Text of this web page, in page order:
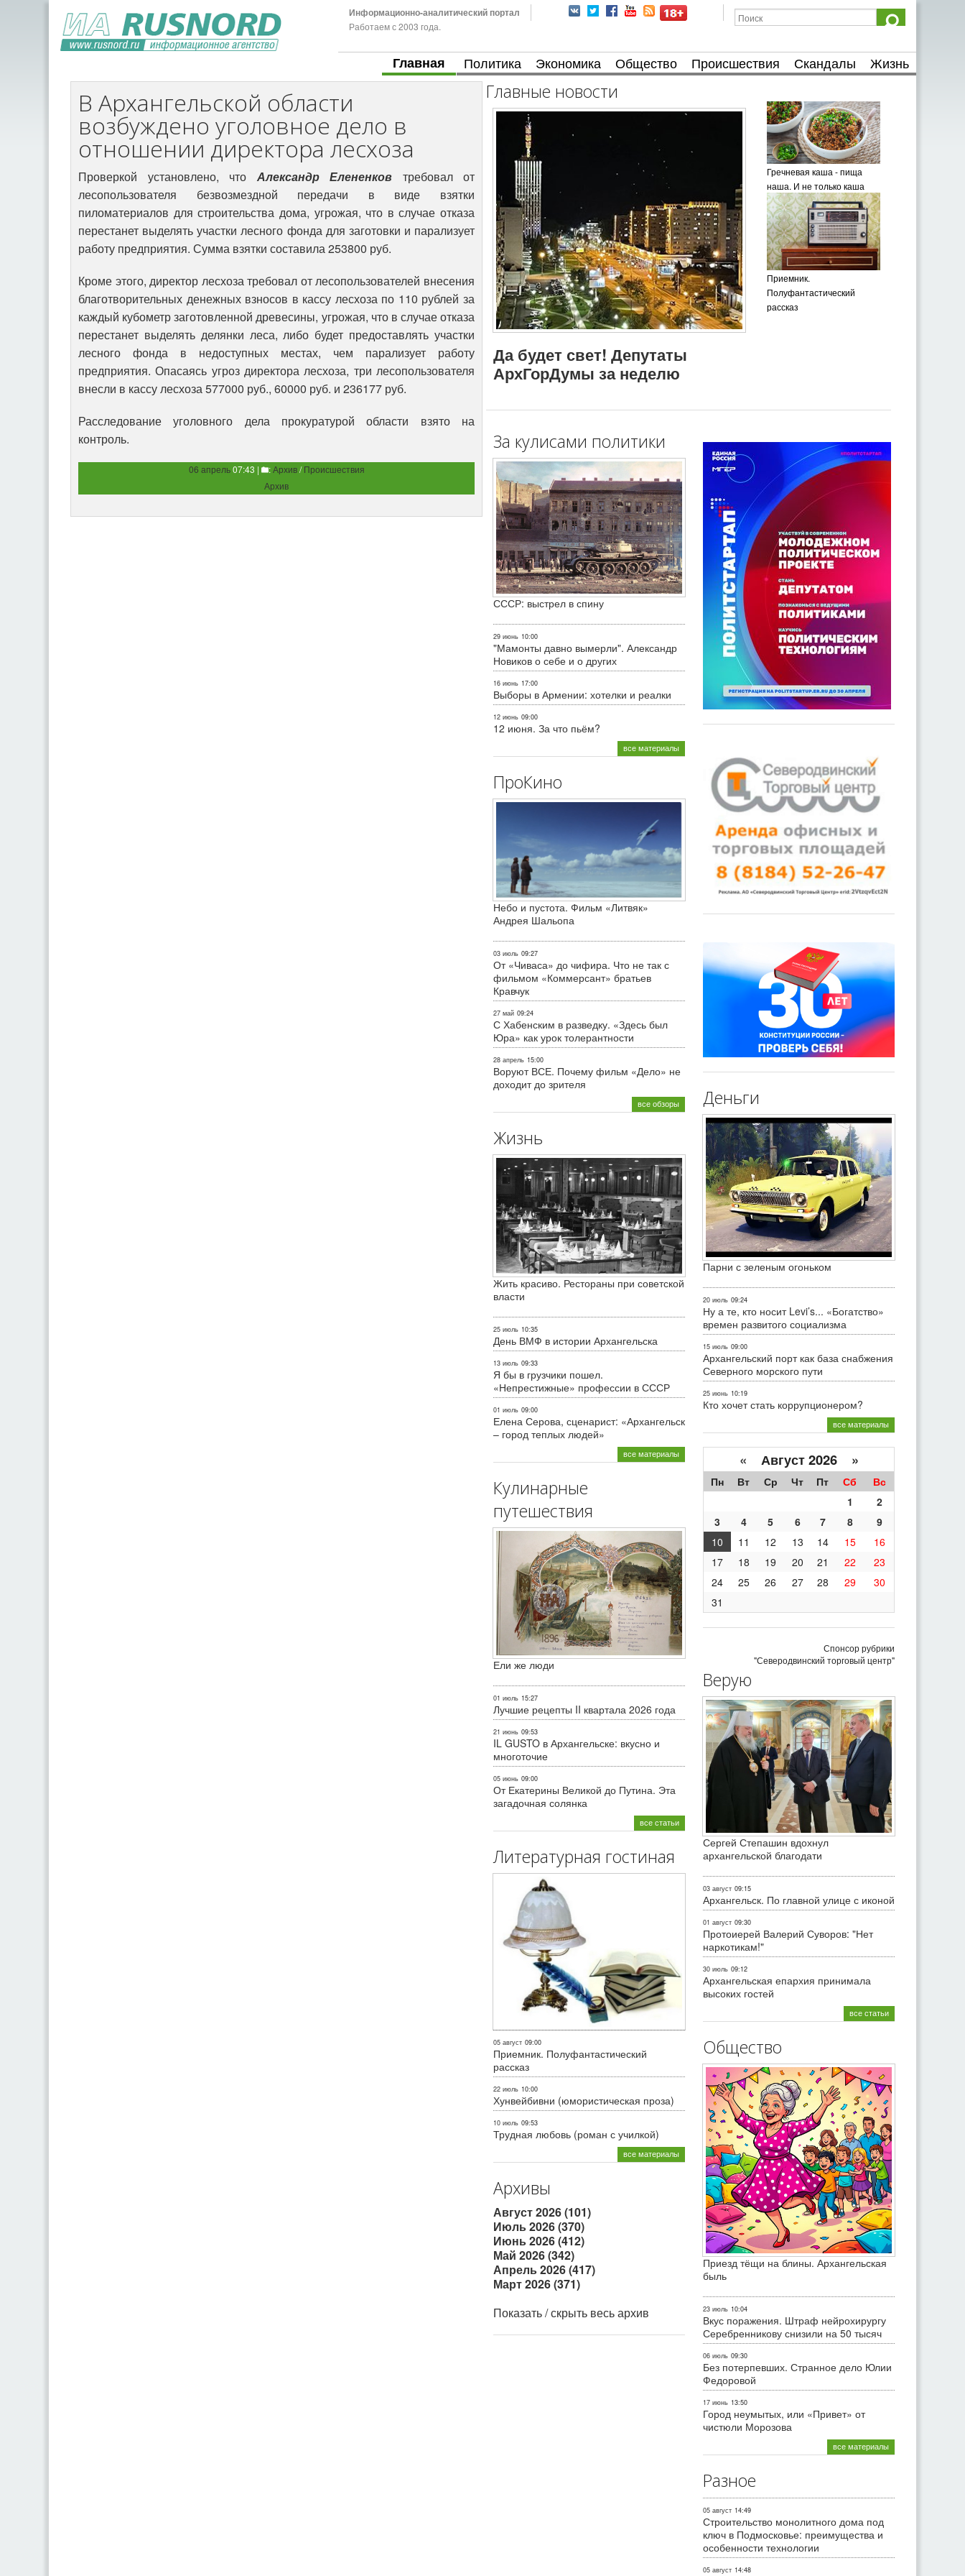
Информационно-аналитический портал
Работаем с 2003 года.
Главная Политика Экономика Общество Происшествия Скандалы Жизнь
В Архангельской области
возбуждено уголовное дело в
отношении директора лесхоза
Проверкой установлено, что Александр Елененков требовал от
лесопользователя безвозмездной передачи в виде взятки
пиломатериалов для строительства дома, угрожая, что в случае отказа
перестанет выделять участки лесного фонда для заготовки и парализует
работу предприятия. Сумма взятки составила 253800 руб.
Кроме этого, директор лесхоза требовал от лесопользователей внесения
благотворительных денежных взносов в кассу лесхоза по 110 рублей за
каждый кубометр заготовленной древесины, угрожая, что в случае отказа
перестанет выделять делянки леса, либо будет предоставлять участки
лесного фонда в недоступных местах, чем парализует работу
предприятия. Опасаясь угроз директора лесхоза, три лесопользователя
внесли в кассу лесхоза 577000 руб., 60000 руб. и 236177 руб.
Расследование уголовного дела прокуратурой области взято на
контроль.
06 апрель07:43 | :Архив/Происшествия
Архив
Главные новости
Да будет свет! Депутаты
АрхГорДумы за неделю
Гречневая каша - пища
наша. И не только каша
Приемник.
Полуфантастический
рассказ
За кулисами политики
СССР: выстрел в спину
29 июнь 10:00
"Мамонты давно вымерли". Александр
Новиков о себе и о других
16 июнь 17:00
Выборы в Армении: хотелки и реалки
12 июнь 09:00
12 июня. За что пьём?
все материалы
ПроКино
Небо и пустота. Фильм «Литвяк»
Андрея Шальопа
03 июль 09:27
От «Чиваса» до чифира. Что не так с
фильмом «Коммерсант» братьев
Кравчук
27 май 09:24
С Хабенским в разведку. «Здесь был
Юра» как урок толерантности
28 апрель 15:00
Воруют ВСЕ. Почему фильм «Дело» не
доходит до зрителя
все обзоры
Жизнь
Жить красиво. Рестораны при советской
власти
25 июль 10:35
День ВМФ в истории Архангельска
13 июль 09:33
Я бы в грузчики пошел.
«Непрестижные» профессии в СССР
01 июль 09:00
Елена Серова, сценарист: «Архангельск
– город теплых людей»
все материалы
Кулинарные
путешествия
Ели же люди
01 июль 15:27
Лучшие рецепты II квартала 2026 года
21 июнь 09:53
IL GUSTO в Архангельске: вкусно и
многоточие
05 июнь 09:00
От Екатерины Великой до Путина. Эта
загадочная солянка
все статьи
Литературная гостиная
05 август 09:00
Приемник. Полуфантастический
рассказ
22 июль 10:00
Хунвейбивни (юмористическая проза)
10 июль 09:53
Трудная любовь (роман с училкой)
все материалы
Архивы
Август 2026 (101)
Июль 2026 (370)
Июнь 2026 (412)
Май 2026 (342)
Апрель 2026 (417)
Март 2026 (371)
Показать / скрыть весь архив
Деньги
Парни с зеленым огоньком
20 июль 09:24
Ну а те, кто носит Levi’s... «Богатство»
времен развитого социализма
15 июль 09:00
Архангельский порт как база снабжения
Северного морского пути
25 июнь 10:19
Кто хочет стать коррупционером?
все материалы
« Август 2026 »
Пн Вт Ср Чт Пт Сб
Вс
1
2
3
4 5 6 7 8
9
10
11 12 13 14 15
16
17
18 19 20 21 22
23
24
25 26 27 28 29
30
31
Спонсор рубрики
"Северодвинский торговый центр"
Верую
Сергей Степашин вдохнул
архангельской благодати
03 август 09:15
Архангельск. По главной улице с иконой
01 август 09:30
Протоиерей Валерий Суворов: "Нет
наркотикам!"
30 июль 09:12
Архангельская епархия принимала
высоких гостей
все статьи
Общество
Приезд тёщи на блины. Архангельская
быль
23 июль 10:04
Вкус поражения. Штраф нейрохирургу
Серебренникову снизили на 50 тысяч
06 июль 09:30
Без потерпевших. Странное дело Юлии
Федоровой
17 июнь 13:50
Город неумытых, или «Привет» от
чистюли Морозова
все материалы
Разное
05 август 14:49
Строительство монолитного дома под
ключ в Подмосковье: преимущества и
особенности технологии
05 август 14:48